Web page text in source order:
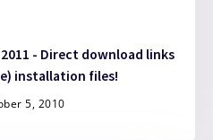
- Direct download links
installation files!
5, 2010